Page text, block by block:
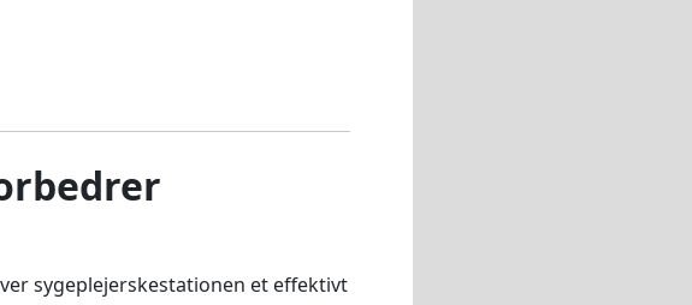
sygeplejerskestationen et effektivt